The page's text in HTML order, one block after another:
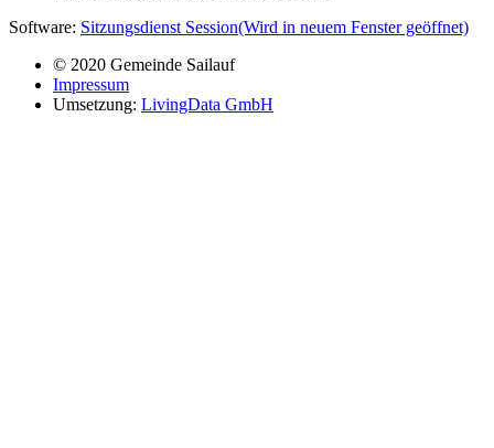
Software: Sitzungsdienst Session(Wird in neuem Fenster geöffnet)
© 2020 Gemeinde Sailauf
Impressum
Umsetzung: LivingData GmbH